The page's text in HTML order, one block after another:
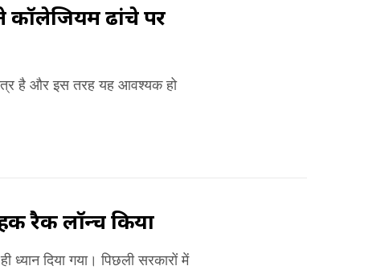
कॉलेजियम ढांचे पर
है और इस तरह यह आवश्यक हो
रैक लॉन्च किया
दिया गया। पिछली सरकारों में